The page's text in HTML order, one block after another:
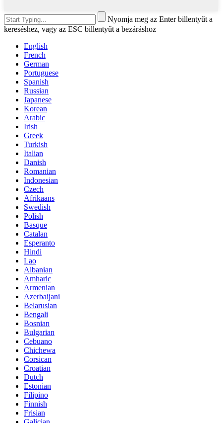
Nyomja meg az Enter billentyűt a
kereséshez, vagy az ESC billentyűt a bezáráshoz
English
French
German
Portuguese
Spanish
Russian
Japanese
Korean
Arabic
Irish
Greek
Turkish
Italian
Danish
Romanian
Indonesian
Czech
Afrikaans
Swedish
Polish
Basque
Catalan
Esperanto
Hindi
Lao
Albanian
Amharic
Armenian
Azerbaijani
Belarusian
Bengali
Bosnian
Bulgarian
Cebuano
Chichewa
Corsican
Croatian
Dutch
Estonian
Filipino
Finnish
Frisian